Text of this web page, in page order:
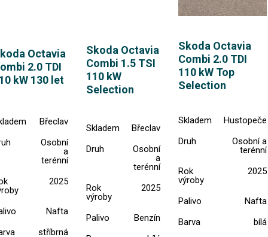
Octavia
2.0 TDI
kW 130 let
Břeclav
Osobní
a
terénní
2025
Nafta
stříbrná
Skoda Octavia
Combi 1.5 TSI
110 kW
Selection
Skladem
Břeclav
Druh
Osobní
a
terénní
Rok
výroby
2025
Palivo
Benzín
Skoda Octavia
Combi 2.0 TDI
110 kW Top
Selection
Skladem
Hustopeče
Druh
Osobní a
terénní
Rok
výroby
2025
Palivo
Nafta
Barva
bílá